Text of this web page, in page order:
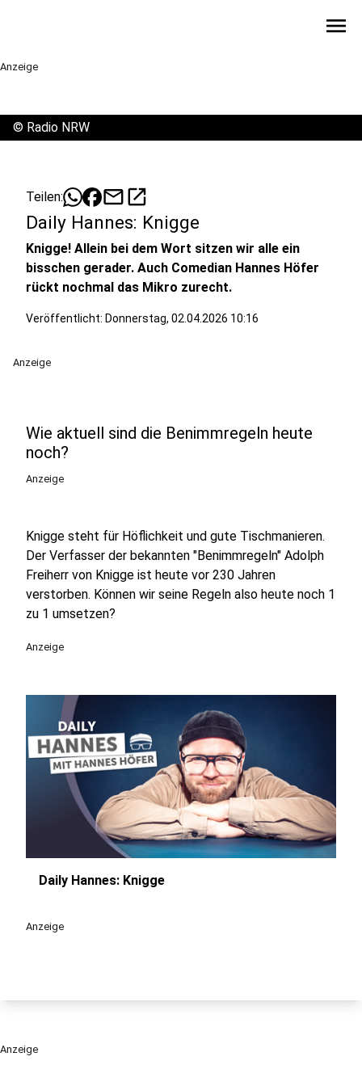
menu
Anzeige
© Radio NRW
Teilen: mailopen_in_new
Daily Hannes: Knigge
Knigge! Allein bei dem Wort sitzen wir alle ein
bisschen gerader. Auch Comedian Hannes Höfer
rückt nochmal das Mikro zurecht.
Veröffentlicht: Donnerstag, 02.04.2026 10:16
Anzeige
Wie aktuell sind die Benimmregeln heute
noch?
Anzeige
Knigge steht für Höflichkeit und gute Tischmanieren.
Der Verfasser der bekannten "Benimmregeln" Adolph
Freiherr von Knigge ist heute vor 230 Jahren
verstorben. Können wir seine Regeln also heute noch 1
zu 1 umsetzen?
Anzeige
Daily Hannes: Knigge
Anzeige
Anzeige